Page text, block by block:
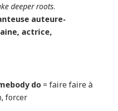
deeper roots.
auteure-
actrice,
do = faire faire à
forcer